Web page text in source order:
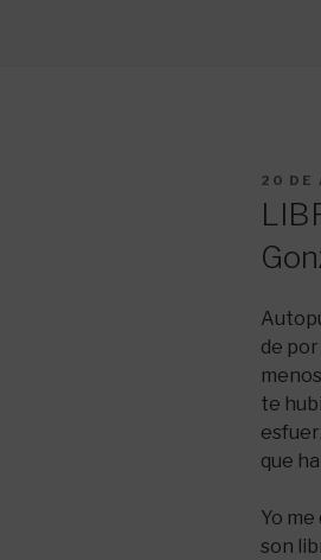
20 DE
de
te
que
Yo
son